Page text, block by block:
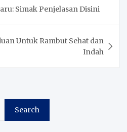
Simak Penjelasan Disini
Untuk Rambut Sehat dan
Indah
Search